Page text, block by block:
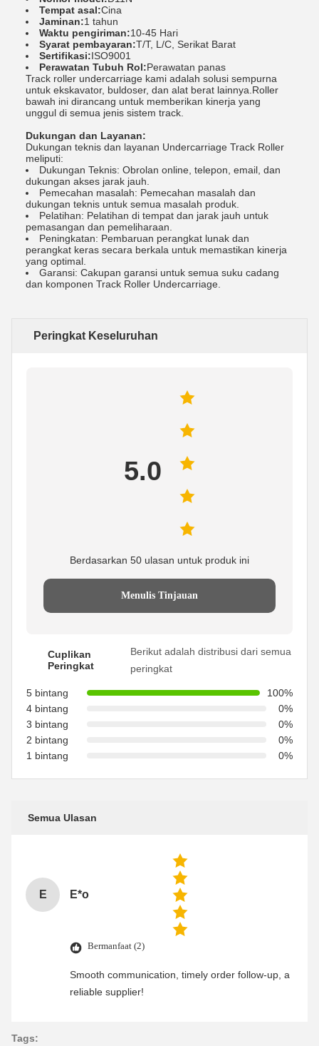
Tempat asal:Cina
Jaminan:1 tahun
Waktu pengiriman:10-45 Hari
Syarat pembayaran:T/T, L/C, Serikat Barat
Sertifikasi:ISO9001
Perawatan Tubuh Rol:Perawatan panas
Track roller undercarriage kami adalah solusi sempurna
untuk ekskavator, buldoser, dan alat berat lainnya.Roller
bawah ini dirancang untuk memberikan kinerja yang
unggul di semua jenis sistem track.
Dukungan dan Layanan:
Dukungan teknis dan layanan Undercarriage Track Roller
meliputi:
Dukungan Teknis: Obrolan online, telepon, email, dan
dukungan akses jarak jauh.
Pemecahan masalah: Pemecahan masalah dan
dukungan teknis untuk semua masalah produk.
Pelatihan: Pelatihan di tempat dan jarak jauh untuk
pemasangan dan pemeliharaan.
Peningkatan: Pembaruan perangkat lunak dan
perangkat keras secara berkala untuk memastikan kinerja
yang optimal.
Garansi: Cakupan garansi untuk semua suku cadang
dan komponen Track Roller Undercarriage.
Peringkat Keseluruhan
5.0
Berdasarkan 50 ulasan untuk produk ini
Menulis Tinjauan
Cuplikan
Peringkat
Berikut adalah distribusi dari semua
peringkat
5 bintang
100%
4 bintang
0%
3 bintang
0%
2 bintang
0%
1 bintang
0%
Semua Ulasan
E E*o
Bermanfaat (2)
Smooth communication, timely order follow-up, a
reliable supplier!
Tags: